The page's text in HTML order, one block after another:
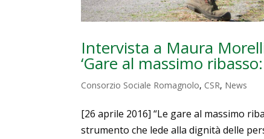
Intervista a Maura
‘Gare al massimo
Consorzio Sociale Romagnolo, CSR, News
[26 aprile 2016] “Le gare al massimo
strumento che lede alla dignità delle